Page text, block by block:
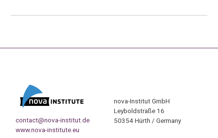
contact@nova-institut.de
www.nova-institute.eu
nova-Institut GmbH
Leyboldstraße 16
50354 Hürth / Germany